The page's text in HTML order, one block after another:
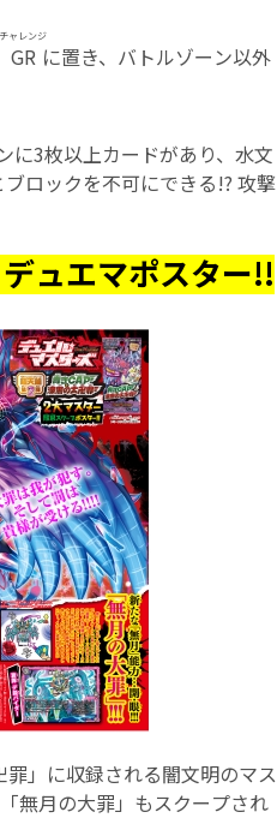
ャレンジ
に置き、バトルゾーン以外
3枚以上カードがあり、水文
ロックを不可にできる!? 攻撃
ュエマポスター!!
」に収録される闇文明のマス
無月の大罪」もスクープされ